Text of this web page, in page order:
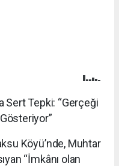
Sert Tepki: “Gerçeği
Köyü’nde, Muhtar
“İmkânı olan